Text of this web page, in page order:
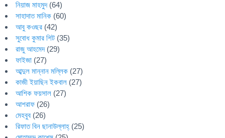
নিয়াজ মাহমুদ(64)
সাহাদাত মানিক (60)
আবু কওছর (42)
সুবোধ কুমার শিট (35)
রাজু আহমেদ(29)
ফাইজা (27)
আব্দুল মান্নান মল্লিক (27)
কাজী ইয়াছিন ইকবাল (27)
আশিক ফয়সাল (27)
আশরাফ (26)
মেহবুব (26)
রিফাত বিন ছানাউল্লাহ্ (25)